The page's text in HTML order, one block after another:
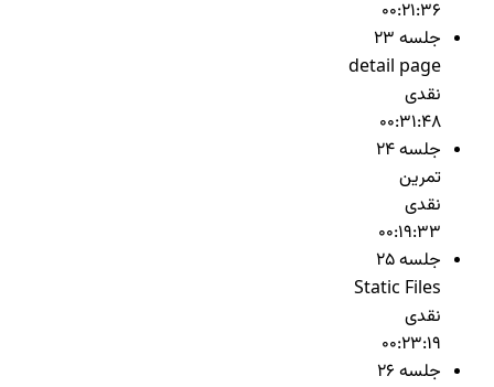
00:21:36
جلسه 23
detail page
نقدی
00:31:48
جلسه 24
تمرین
نقدی
00:19:33
جلسه 25
Static Files
نقدی
00:23:19
جلسه 26